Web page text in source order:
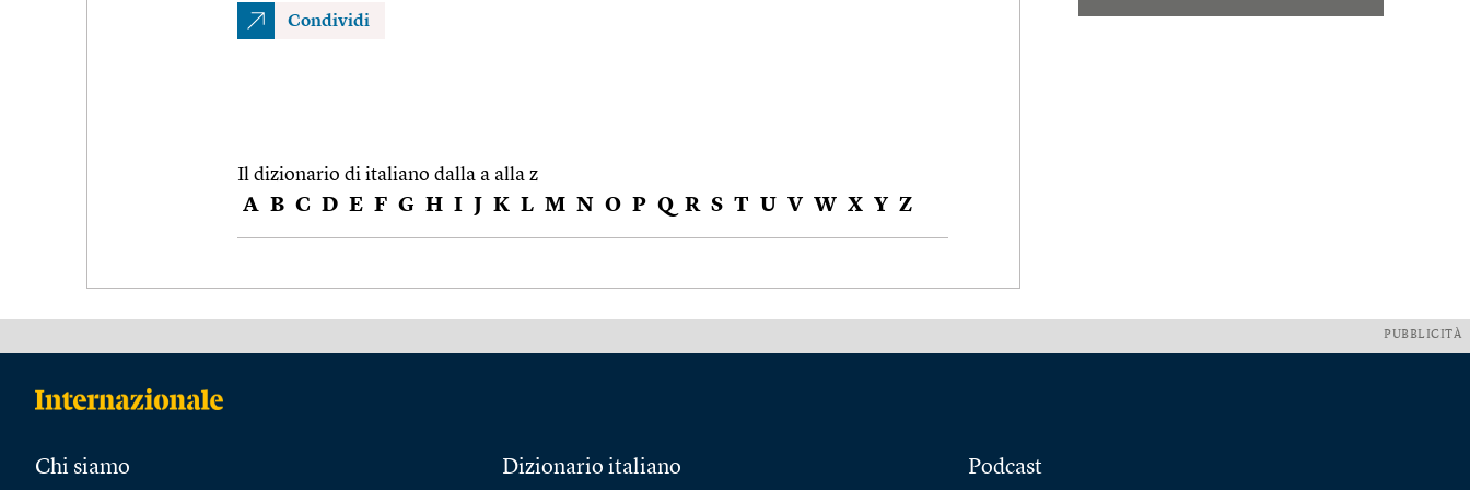
Condividi
Il dizionario di italiano dalla a alla z
A B C D E F G H I J K L M N O P Q R S T U V W X Y Z
PUBBLICITÀ
Chi siamo Dizionario italiano Podcast